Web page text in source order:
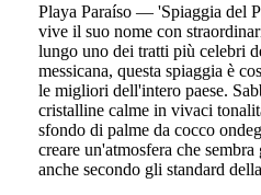
Playa Paraíso — 'Spiaggia del
vive il suo nome con
lungo uno dei tratti più celebri
messicana, questa spiaggia è
le migliori dell'intero paese.
cristalline calme in vivaci
sfondo di palme da cocco
creare un'atmosfera che
anche secondo gli standard